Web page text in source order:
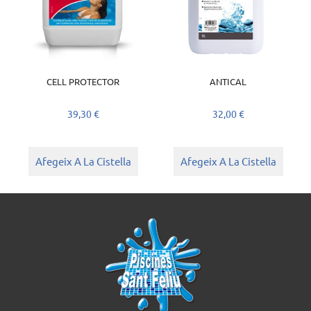
CELL PROTECTOR
39,30€
Afegeix A La Cistella
ANTICAL
32,00€
Afegeix A La Cistella